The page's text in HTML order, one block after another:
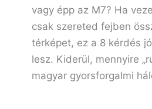
vagy épp az M7? Ha
csak szereted fejben
térképet, ez a 8 kérdés
lesz. Kiderül, mennyire
magyar gyorsforgalmi